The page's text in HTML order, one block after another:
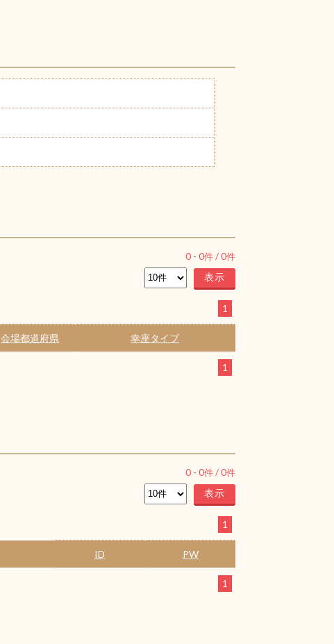
0 - 0件 /0件
1
会場都道府県 幸座タイプ
1
0 - 0件 /0件
1
ID PW
1